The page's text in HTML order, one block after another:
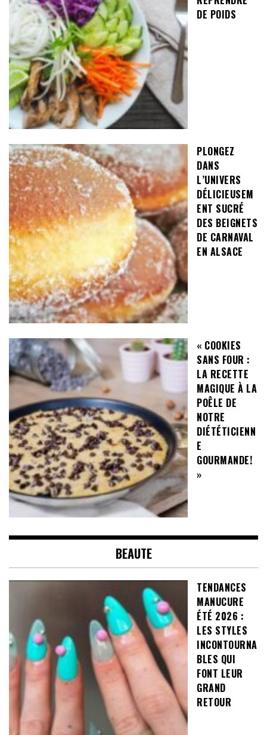
DE POIDS
PLONGEZ
DANS
L’UNIVERS
DÉLICIEUSEM
ENT SUCRÉ
DES BEIGNETS
DE CARNAVAL
EN ALSACE
« COOKIES
SANS FOUR :
LA RECETTE
MAGIQUE À LA
POÊLE DE
NOTRE
DIÉTÉTICIENN
E
GOURMANDE!
»
BEAUTE
TENDANCES
MANUCURE
ÉTÉ 2026 :
LES STYLES
INCONTOURNA
BLES QUI
FONT LEUR
GRAND
RETOUR